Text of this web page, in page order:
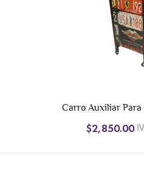
Carro Auxiliar Para
$2,850.00